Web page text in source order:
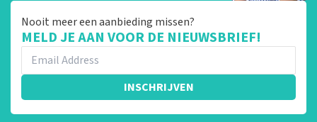
Nooit meer een aanbieding missen?
MELD JE AAN VOOR DE NIEUWSBRIEF!
INSCHRIJVEN